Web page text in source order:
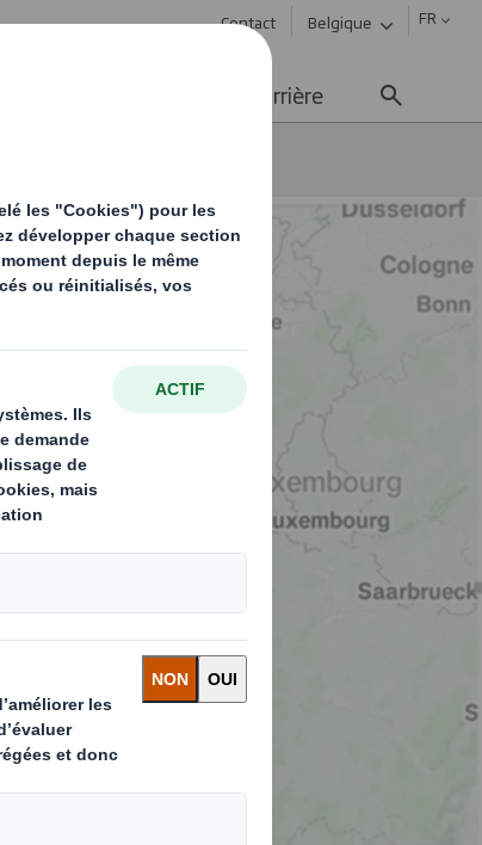
Contact Belgique FR
Carrière
le cancer du sein